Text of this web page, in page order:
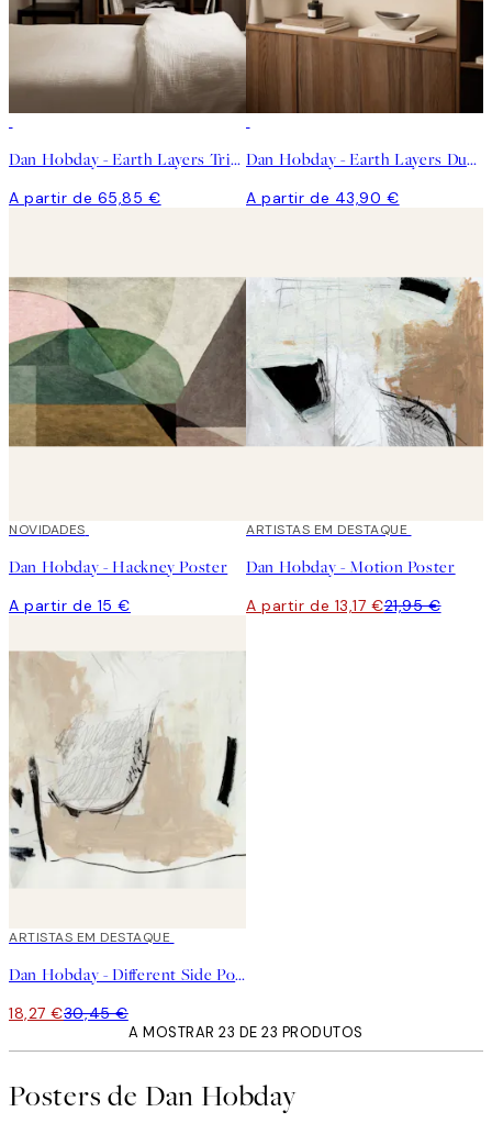
Dan Hobday - Earth Layers Trio Pack de Posters
A partir de 65,85 €
Dan Hobday - Earth Layers Duo Pack de Posters
A partir de 43,90 €
NOVIDADES
Dan Hobday - Hackney Poster
A partir de 15 €
40%*
ARTISTAS EM DESTAQUE
Dan Hobday - Motion Poster
A partir de 13,17 €21,95 €
40%*
ARTISTAS EM DESTAQUE
Dan Hobday - Different Side Poster
18,27 €30,45 €
A MOSTRAR 23 DE 23 PRODUTOS
Posters de Dan Hobday